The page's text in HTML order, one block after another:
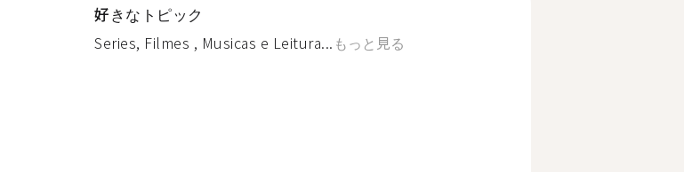
好きなトピック
Series, Filmes , Musicas e Leitura... もっと見る